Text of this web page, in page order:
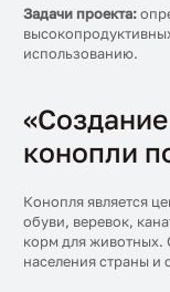
Задачи проекта:
использованию.
конопли
Конопля является
обуви, веревок,
корм для животных.
населения страны и